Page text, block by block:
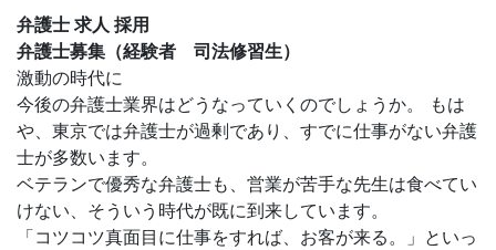
弁護士 求人 採用
弁護士募集（経験者 司法修習生）
激動の時代に
今後の弁護士業界はどうなっていくのでしょうか。 もは
や、東京では弁護士が過剰であり、すでに仕事がない弁護
士が多数います。
ベテランで優秀な弁護士も、営業が苦手な先生は食べてい
けない、そういう時代が既に到来しています。
「コツコツ真面目に仕事をすれば、お客が来る。」といっ